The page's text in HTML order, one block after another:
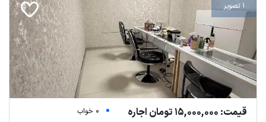
1 تصویر
قیمت: 15,000,000 تومان اجاره
0 خواب